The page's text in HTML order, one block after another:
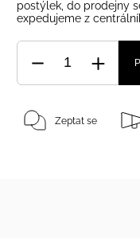
postýlek, do prodejny
expedujeme z
Zeptat se